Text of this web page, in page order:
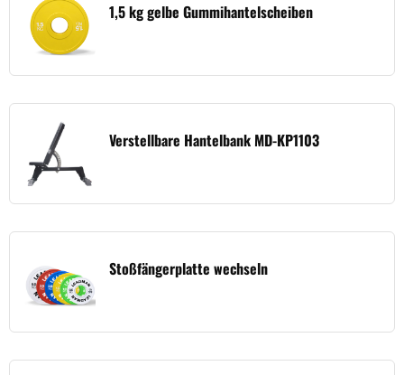
1,5 kg gelbe Gummihantelscheiben
Verstellbare Hantelbank MD-KP1103
Stoßfängerplatte wechseln